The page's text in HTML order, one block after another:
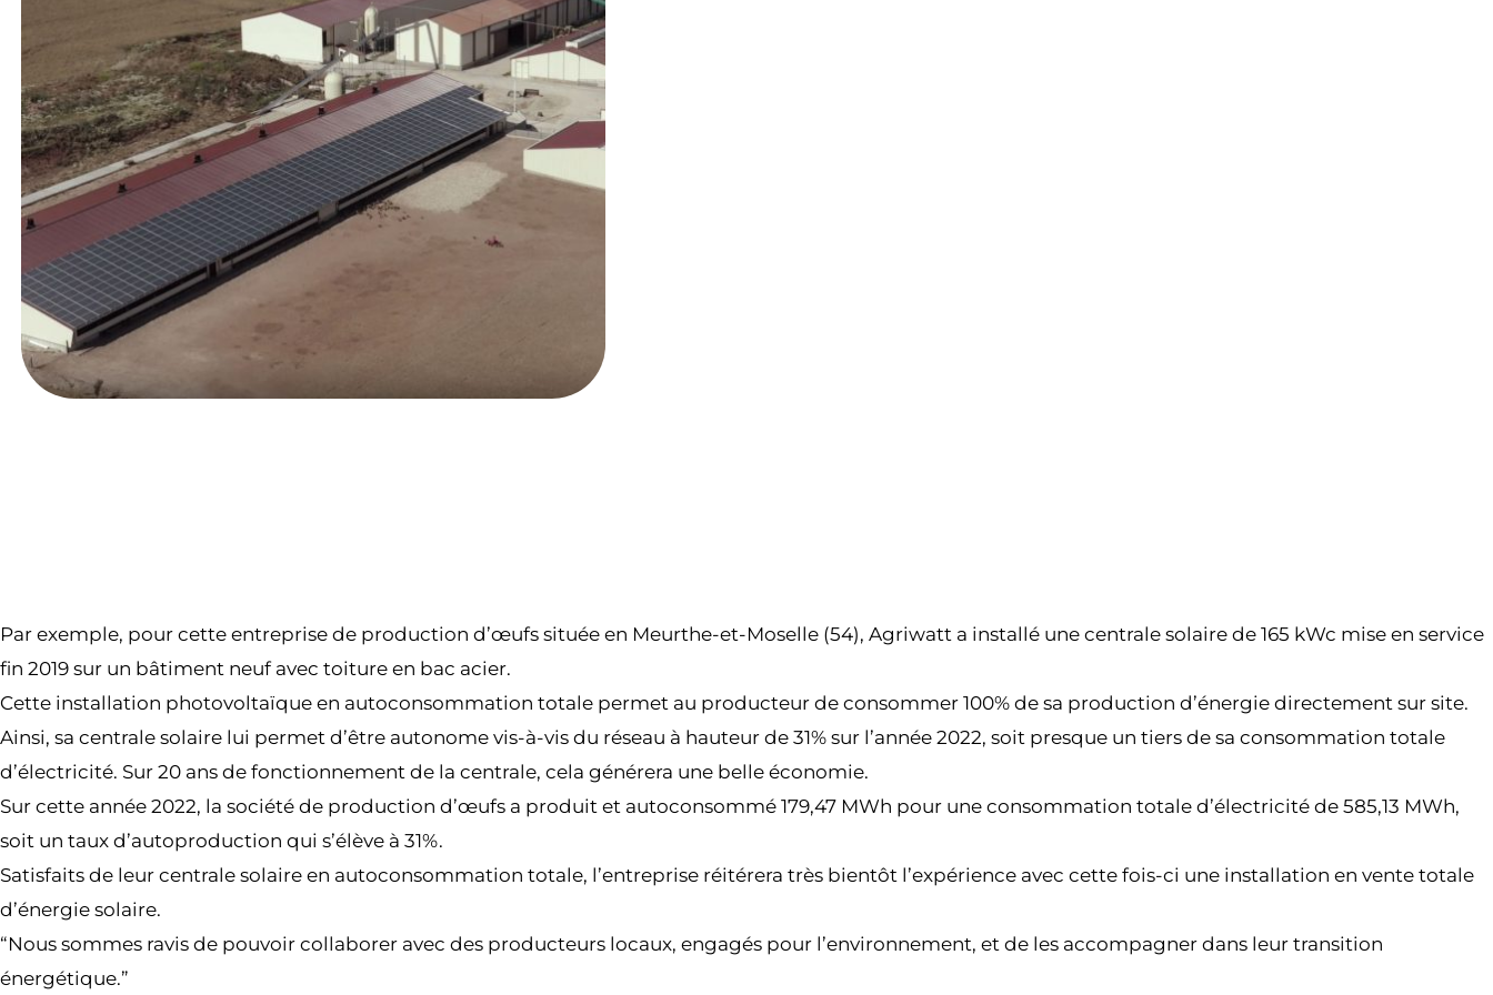
Par exemple, pour cette entreprise de production d’œufs située en Meurthe-et-Moselle (54), Agriwatt a installé une centrale solaire de 165 kWc mise en service
fin 2019 sur un bâtiment neuf avec toiture en bac acier.
Cette installation photovoltaïque en autoconsommation totale permet au producteur de consommer 100% de sa production d’énergie directement sur site.
Ainsi, sa centrale solaire lui permet d’être autonome vis-à-vis du réseau à hauteur de 31% sur l’année 2022, soit presque un tiers de sa consommation totale
d’électricité. Sur 20 ans de fonctionnement de la centrale, cela générera une belle économie.
Sur cette année 2022, la société de production d’œufs a produit et autoconsommé 179,47 MWh pour une consommation totale d’électricité de 585,13 MWh,
soit un taux d’autoproduction qui s’élève à 31%.
Satisfaits de leur centrale solaire en autoconsommation totale, l’entreprise réitérera très bientôt l’expérience avec cette fois-ci une installation en vente totale
d’énergie solaire.
“Nous sommes ravis de pouvoir collaborer avec des producteurs locaux, engagés pour l’environnement, et de les accompagner dans leur transition
énergétique.”